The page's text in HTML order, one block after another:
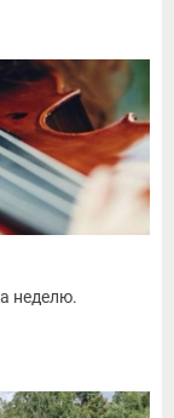
неделю.